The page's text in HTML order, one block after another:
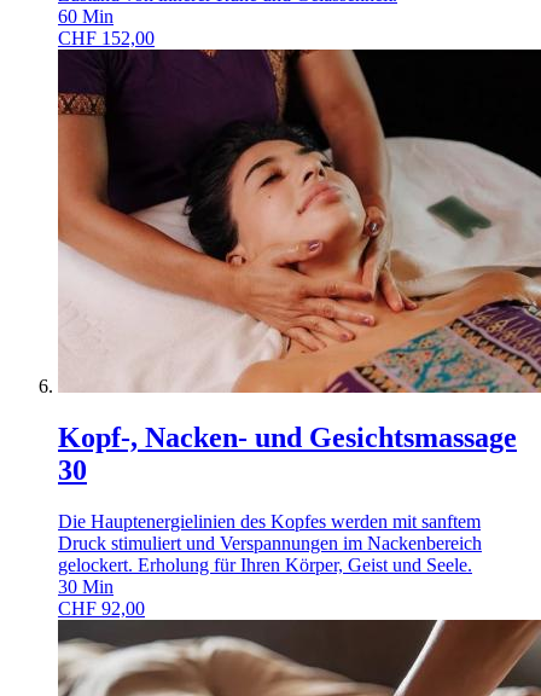
60 Min
CHF 152,00
Kopf-, Nacken- und Gesichtsmassage
30
Die Hauptenergielinien des Kopfes werden mit sanftem
Druck stimuliert und Verspannungen im Nackenbereich
gelockert. Erholung für Ihren Körper, Geist und Seele.
30 Min
CHF 92,00